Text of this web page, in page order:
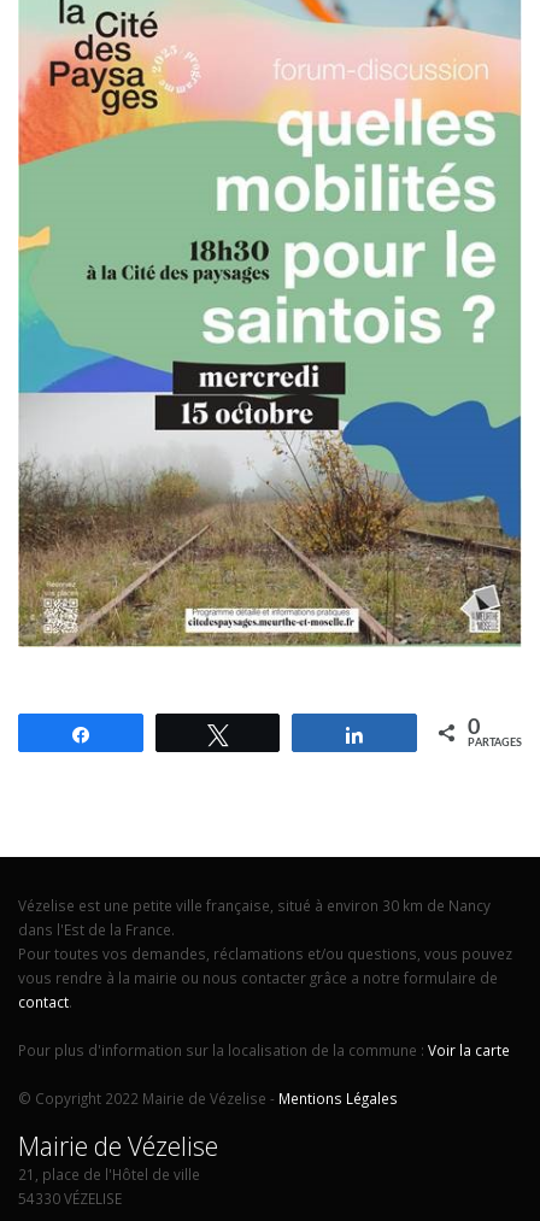
Partagez 0
PARTAGES
Vézelise est une petite ville française, situé à environ 30 km de Nancy
dans l'Est de la France.
Pour toutes vos demandes, réclamations et/ou questions, vous pouvez
vous rendre à la mairie ou nous contacter grâce a notre formulaire de
contact.
Pour plus d'information sur la localisation de la commune : Voir la carte
© Copyright 2022 Mairie de Vézelise - Mentions Légales
Mairie de Vézelise
21, place de l'Hôtel de ville
54330 VÉZELISE